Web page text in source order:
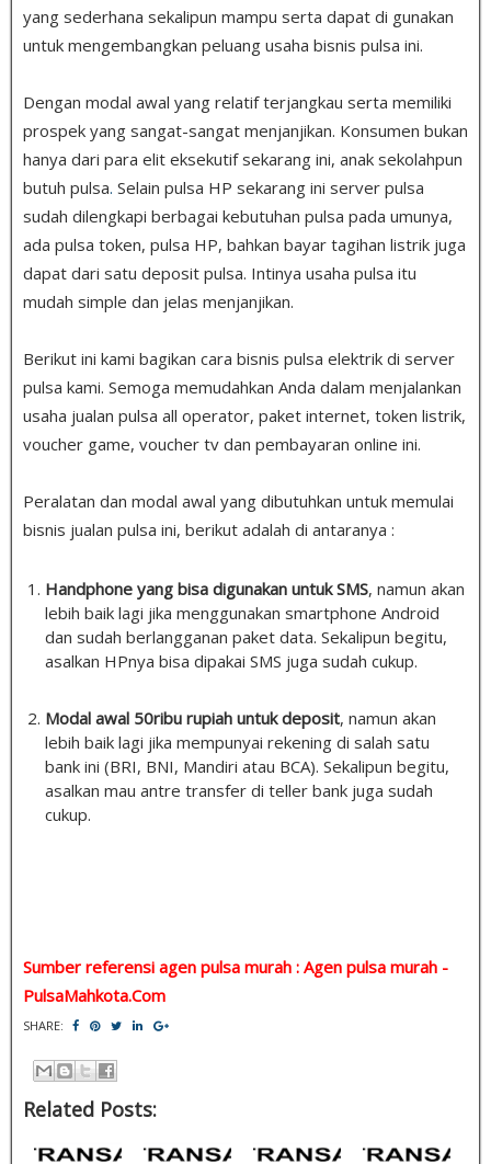
yang sederhana sekalipun mampu serta dapat di gunakan
untuk mengembangkan peluang usaha bisnis pulsa ini.
Dengan modal awal yang relatif terjangkau serta memiliki
prospek yang sangat-sangat menjanjikan. Konsumen bukan
hanya dari para elit eksekutif sekarang ini, anak sekolahpun
butuh pulsa. Selain pulsa HP sekarang ini server pulsa
sudah dilengkapi berbagai kebutuhan pulsa pada umunya,
ada pulsa token, pulsa HP, bahkan bayar tagihan listrik juga
dapat dari satu deposit pulsa. Intinya usaha pulsa itu
mudah simple dan jelas menjanjikan.
Berikut ini kami bagikan cara bisnis pulsa elektrik di server
pulsa kami. Semoga memudahkan Anda dalam menjalankan
usaha jualan pulsa all operator, paket internet, token listrik,
voucher game, voucher tv dan pembayaran online ini.
Peralatan dan modal awal yang dibutuhkan untuk memulai
bisnis jualan pulsa ini, berikut adalah di antaranya :
Handphone yang bisa digunakan untuk SMS, namun akan
lebih baik lagi jika menggunakan smartphone Android
dan sudah berlangganan paket data. Sekalipun begitu,
asalkan HPnya bisa dipakai SMS juga sudah cukup.
Modal awal 50ribu rupiah untuk deposit, namun akan
lebih baik lagi jika mempunyai rekening di salah satu
bank ini (BRI, BNI, Mandiri atau BCA). Sekalipun begitu,
asalkan mau antre transfer di teller bank juga sudah
cukup.
Sumber referensi agen pulsa murah : Agen pulsa murah -
PulsaMahkota.Com
SHARE:
Related Posts: